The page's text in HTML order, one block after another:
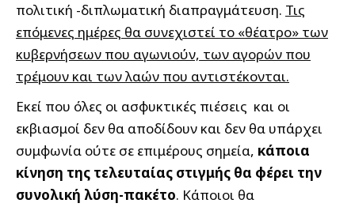
πολιτική -διπλωματική διαπραγμάτευση. Τις
επόμενες ημέρες θα συνεχιστεί το «θέατρο» των
κυβερνήσεων που αγωνιούν, των αγορών που
τρέμουν και των λαών που αντιστέκονται.
Εκεί που όλες οι ασφυκτικές πιέσεις και οι
εκβιασμοί δεν θα αποδίδουν και δεν θα υπάρχει
συμφωνία ούτε σε επιμέρους σημεία, κάποια
κίνηση της τελευταίας στιγμής θα φέρει την
συνολική λύση-πακέτο. Κάποιοι θα